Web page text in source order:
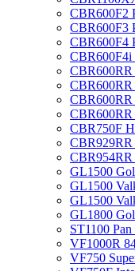
CBR600F2
CBR600F3
CBR600F4
CBR600F4i
CBR600RR
CBR600RR
CBR600RR
CBR600RR
CBR750F
CBR929RR
CBR954RR
GL1500
GL1500
GL1500
GL1800
ST1100
VF1000R
VF750